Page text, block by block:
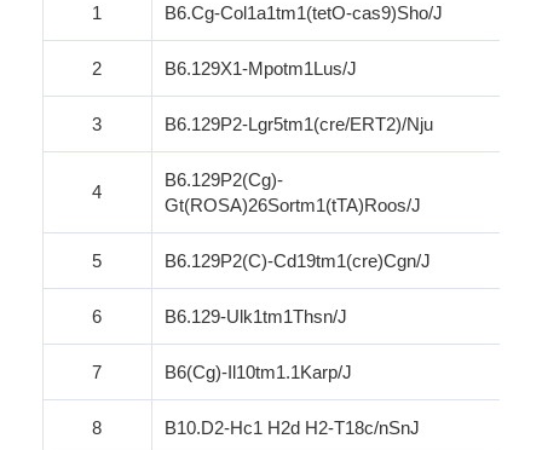
1 B6.Cg-Col1a1tm1(tetO-cas9)Sho/J
2 B6.129X1-Mpotm1Lus/J
3 B6.129P2-Lgr5tm1(cre/ERT2)/Nju
4
B6.129P2(Cg)-
Gt(ROSA)26Sortm1(tTA)Roos/J
5 B6.129P2(C)-Cd19tm1(cre)Cgn/J
6 B6.129-Ulk1tm1Thsn/J
7 B6(Cg)-Il10tm1.1Karp/J
8 B10.D2-Hc1 H2d H2-T18c/nSnJ